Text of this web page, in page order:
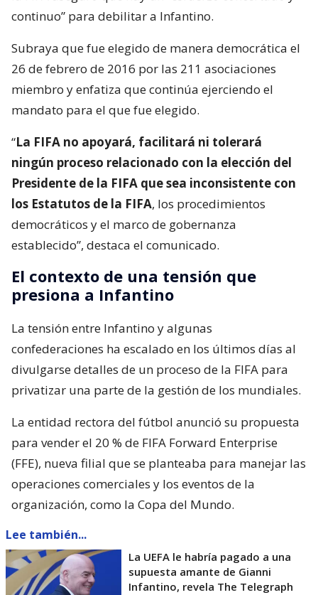
continuo” para debilitar a Infantino.
Subraya que fue elegido de manera democrática el
26 de febrero de 2016 por las 211 asociaciones
miembro y enfatiza que continúa ejerciendo el
mandato para el que fue elegido.
“La FIFA no apoyará, facilitará ni tolerará
ningún proceso relacionado con la elección del
Presidente de la FIFA que sea inconsistente con
los Estatutos de la FIFA, los procedimientos
democráticos y el marco de gobernanza
establecido”, destaca el comunicado.
El contexto de una tensión que
presiona a Infantino
La tensión entre Infantino y algunas
confederaciones ha escalado en los últimos días al
divulgarse detalles de un proceso de la FIFA para
privatizar una parte de la gestión de los mundiales.
La entidad rectora del fútbol anunció su propuesta
para vender el 20 % de FIFA Forward Enterprise
(FFE), nueva filial que se planteaba para manejar las
operaciones comerciales y los eventos de la
organización, como la Copa del Mundo.
Lee también...
La UEFA le habría pagado a una
supuesta amante de Gianni
Infantino, revela The Telegraph